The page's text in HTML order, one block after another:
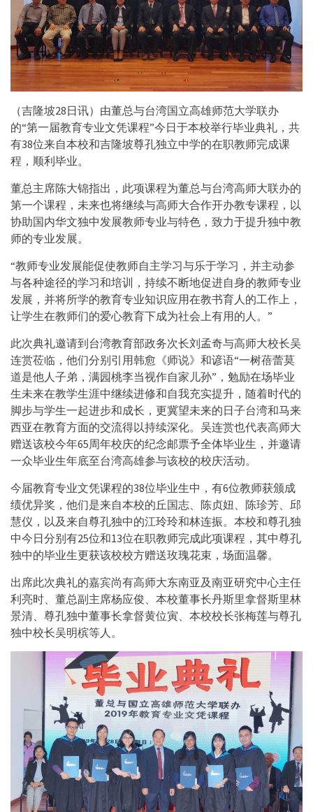
（吉隆坡28日讯）由董总与台湾国立高雄师范大学联办
的“第一届教育专业文凭课程”今日于本校举行毕业典礼，共
有38位来自本校和吉隆坡尊孔独立中学的在职教师完成课
程，顺利毕业。
董总主席陈大锦指出，此项课程为董总与台湾高师大联办的
第一个课程，未来也将继续与高师大合作开办教专课程，以
协助国内华文独中发展教师专业与特色，致力于提升独中教
师的专业发展。
“教师专业发展能促使教师自主学习与乐于学习，并主动参
与各种途径的学习和培训，持续不断地促进自身的教师专业
发展，并将所学的教育专业知识应用在教书育人的工作上，
让学生在教师们的爱心教育下成为社会上有用的人。”
此次典礼邀请到台湾教育部政务次长刘孟奇与高师大校长吴
连赏莅临，他们分别引用韩愈《师说》和谚语“一树蓓蕾莫
道是他人子弟，满园桃李当视作自家儿孙”，勉励在场毕业
生未来在教学生涯中继续进修和自我充实提升，随着时代的
脚步与学生一起进步和成长，更冀望未来的日子台湾和马来
西亚在教育方面的交流得以持续深化。吴连赏也代表高师大
赠送该校今年65周年校庆的纪念邮票予全体毕业生，并邀请
一众毕业生年底至台湾高雄参与该校的校庆活动。
今届教育专业文凭课程的38位毕业生中，有6位教师获颁成
绩优异奖，他们是来自本校的丘国志、陈贞妞、陈珍芳、邱
慧仪，以及来自尊孔独中的江玲玲和林连振。本校和尊孔独
中今日分别有25位和13位在职教师完成此项课程，其中尊孔
独中的毕业生更获该校校方赠送玫瑰花束，场面温馨。
出席此次典礼的嘉宾尚有高师大东南亚及南亚研究中心主任
利亮时、董总副主席杨应俊、本校董事长丹斯里拿督斯里林
景清、尊孔独中董事长拿督黄位寅、本校校长张梅莲与尊孔
独中校长吴明槟等人。